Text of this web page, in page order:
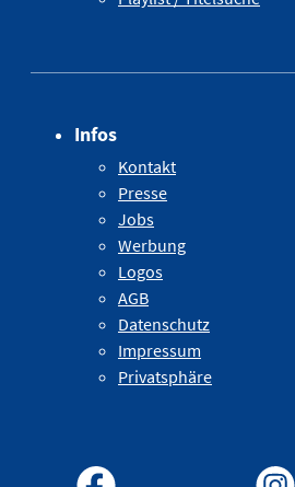
Infos
Kontakt
Presse
Jobs
Werbung
Logos
AGB
Datenschutz
Impressum
Privatsphäre